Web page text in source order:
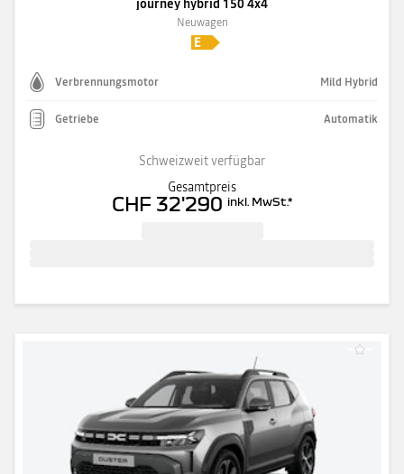
Neuwagen
Verbrennungsmotor Mild Hybrid
Getriebe Automatik
Schweizweit verfügbar
Gesamtpreis
CHF 32'290 inkl. MwSt.*